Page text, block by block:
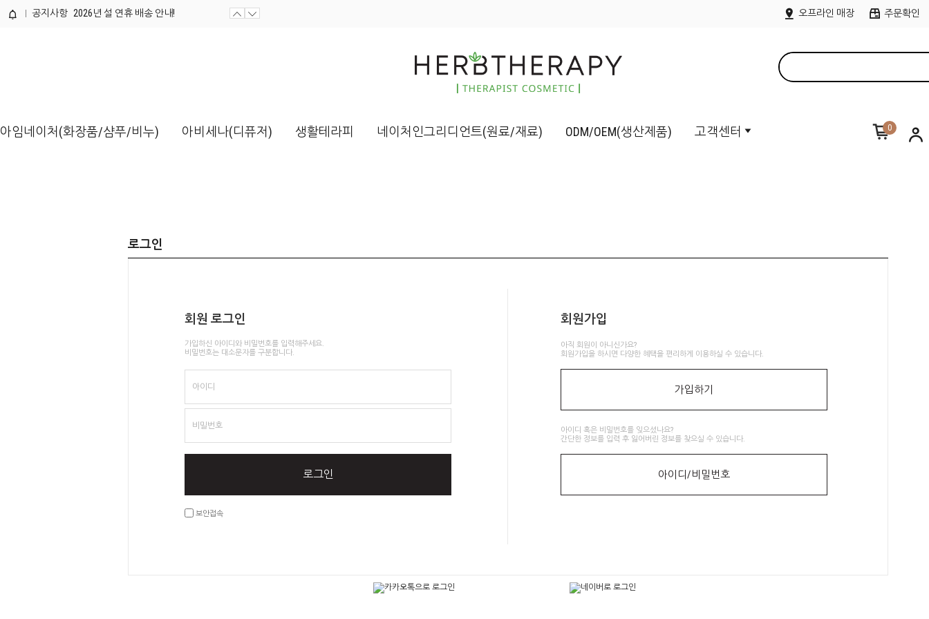
공지사항 2026년 설 연휴 배송 안내!
오프라인 매장 주문확인
아임네이처(화장품/샴푸/비누) 아비세나(디퓨저) 생활테라피 네이처인그리디언트(원료/재료) ODM/OEM(생산제품) 고객센터 0
로그인
회원 로그인
가입하신 아이디와 비밀번호를 입력해주세요.
비밀번호는 대소문자를 구분합니다.
아이디
비밀번호
로그인
보안접속
회원가입
아직 회원이 아니신가요?
회원가입을 하시면 다양한 혜택을 편리하게 이용하실 수 있습니다.
가입하기
아이디 혹은 비밀번호를 잊으셨나요?
간단한 정보를 입력 후 잃어버린 정보를 찾으실 수 있습니다.
아이디/비밀번호